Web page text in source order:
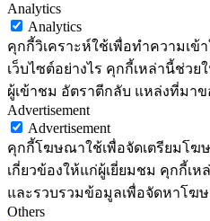
Analytics
Analytics
คุกกี้วิเคราะห์ใช้เพื่อทำความเข้
เว็บไซต์อย่างไร คุกกี้เหล่านี้ช่ว
ผู้เข้าชม อัตราตีกลับ แหล่งที่มาข
Advertisement
Advertisement
คุกกี้โฆษณาใช้เพื่อจัดเตรียมโ
เกี่ยวข้องให้แก่ผู้เยี่ยมชม คุกกี้เ
และรวบรวมข้อมูลเพื่อจัดหาโฆ
Others